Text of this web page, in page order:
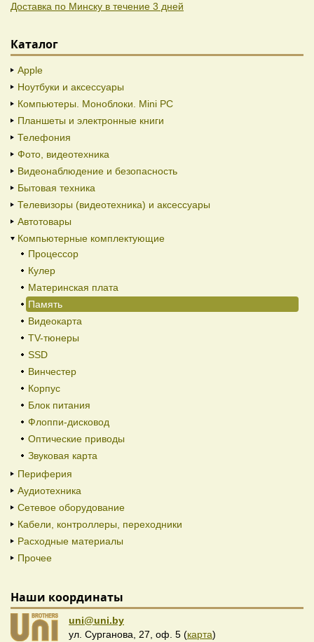
Доставка по Минску в течение 3 дней
Каталог
Apple
Ноутбуки и аксессуары
Компьютеры. Моноблоки. Mini PC
Планшеты и электронные книги
Телефония
Фото, видеотехника
Видеонаблюдение и безопасность
Бытовая техника
Телевизоры (видеотехника) и аксессуары
Автотовары
Компьютерные комплектующие
Процессор
Кулер
Материнская плата
Память
Видеокарта
TV-тюнеры
SSD
Винчестер
Корпус
Блок питания
Флоппи-дисковод
Оптические приводы
Звуковая карта
Периферия
Аудиотехника
Сетевое оборудование
Кабели, контроллеры, переходники
Расходные материалы
Прочее
Наши координаты
uni@uni.by
ул. Сурганова, 27, оф. 5 (карта)